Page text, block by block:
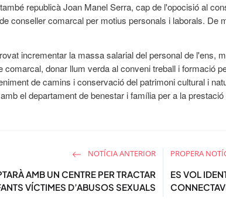
republicà Joan Manel Serra, cap de l'opocisió al
conseller comarcal per motius personals i laborals. De
incrementar la massa salarial del personal de l'ens,
comarcal, donar llum verda al conveni treball i formació
de camins i conservació del patrimoni cultural i
el departament de benestar i família per a la
NOTÍCIA ANTERIOR
AMB UN CENTRE PER TRACTAR
VÍCTIMES D’ABUSOS SEXUALS
PROPERA
ES VOL